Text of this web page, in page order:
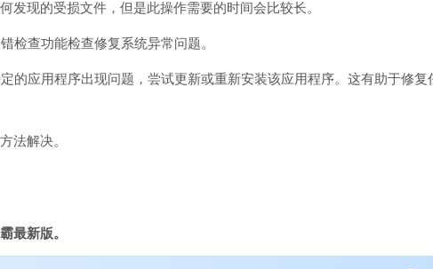
发现的受损文件，但是此操作需要的时间会比较长。
检查功能检查修复系统异常问题。
的应用程序出现问题，尝试更新或重新安装该应用程序。这有助于修复
法解决。
最新版。